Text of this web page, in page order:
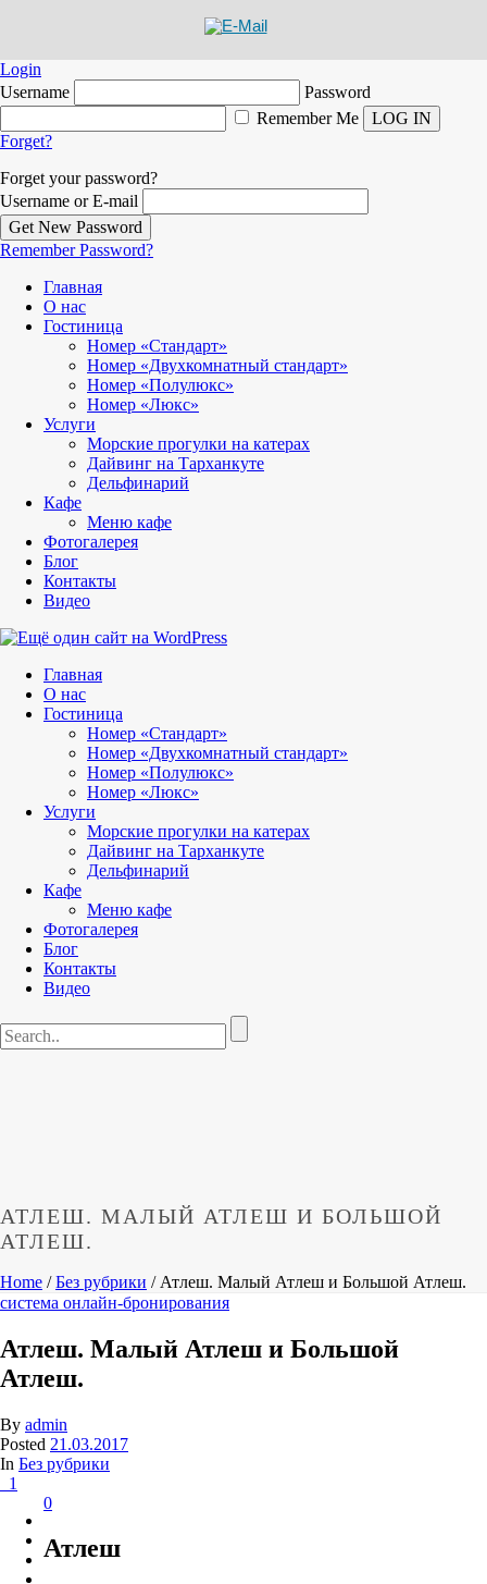
Login
Username
Password
Remember Me
Forget?
Forget your password?
Username or E-mail
Remember Password?
Главная
О нас
Гостиница
Номер «Стандарт»
Номер «Двухкомнатный стандарт»
Номер «Полулюкс»
Номер «Люкс»
Услуги
Морские прогулки на катерах
Дайвинг на Тарханкуте
Дельфинарий
Кафе
Меню кафе
Фотогалерея
Блог
Контакты
Видео
Главная
О нас
Гостиница
Номер «Стандарт»
Номер «Двухкомнатный стандарт»
Номер «Полулюкс»
Номер «Люкс»
Услуги
Морские прогулки на катерах
Дайвинг на Тарханкуте
Дельфинарий
Кафе
Меню кафе
Фотогалерея
Блог
Контакты
Видео
АТЛЕШ. МАЛЫЙ АТЛЕШ И БОЛЬШОЙ
АТЛЕШ.
Home /Без рубрики / Атлеш. Малый Атлеш и Большой Атлеш.
система онлайн-бронирования
Атлеш. Малый Атлеш и Большой
Атлеш.
By admin
Posted 21.03.2017
In Без рубрики
1
0
Атлеш